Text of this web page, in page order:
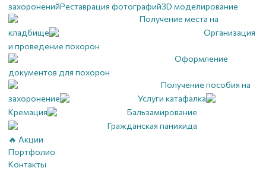
захороненийРеставрация фотографий3D моделирование
Получение места на
кладбище
Организация
и проведение похорон
Оформление
документов для похорон
Получение пособия на
захоронение
Услуги катафалка
Кремация
Бальзамирование
Гражданская панихида
🔥 Акции
Портфолио
Контакты